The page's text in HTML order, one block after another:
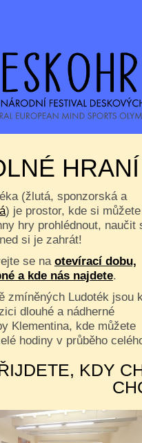
(žlutá, sponzorská a
) je prostor, kde si můžete
hry prohlédnout, naučit
si je zahrát!
se na otevírací dobu,
a kde nás najdete.
zmíněných Ludoték jsou
dlouhé a nádherné
Klementina, kde můžete
hodiny v průběho
KDY